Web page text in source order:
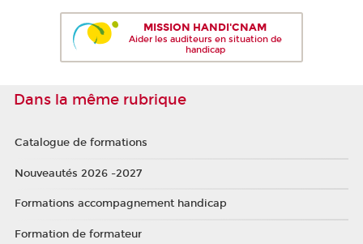
MISSION HANDI'CNAM
Aider les auditeurs en situation de
handicap
Dans la même rubrique
Catalogue de formations
Nouveautés 2026 -2027
Formations accompagnement handicap
Formation de formateur